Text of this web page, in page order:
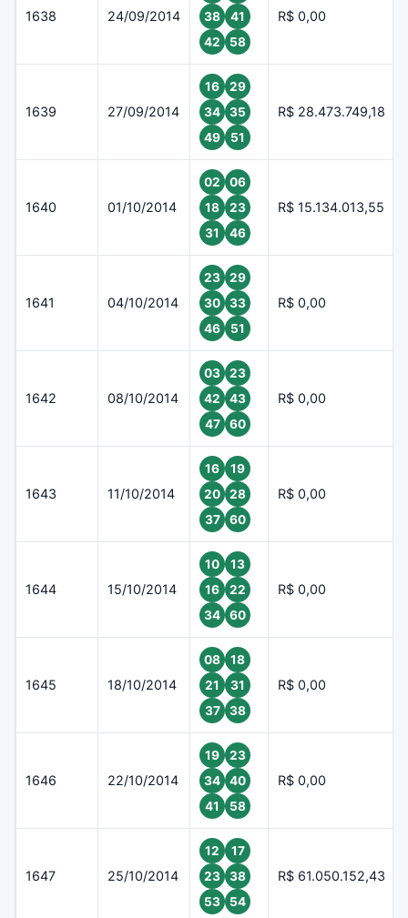
1638 24/09/2014
38
41
42
58
R$ 0,00
1639 27/09/2014
16
29
34
35
49
51
R$ 28.473.749,18
1640 01/10/2014
02
06
18
23
31
46
R$ 15.134.013,55
1641 04/10/2014
23
29
30
33
46
51
R$ 0,00
1642 08/10/2014
03
23
42
43
47
60
R$ 0,00
1643 11/10/2014
16
19
20
28
37
60
R$ 0,00
1644 15/10/2014
10
13
16
22
34
60
R$ 0,00
1645 18/10/2014
08
18
21
31
37
38
R$ 0,00
1646 22/10/2014
19
23
34
40
41
58
R$ 0,00
1647 25/10/2014
12
17
23
38
53
54
R$ 61.050.152,43